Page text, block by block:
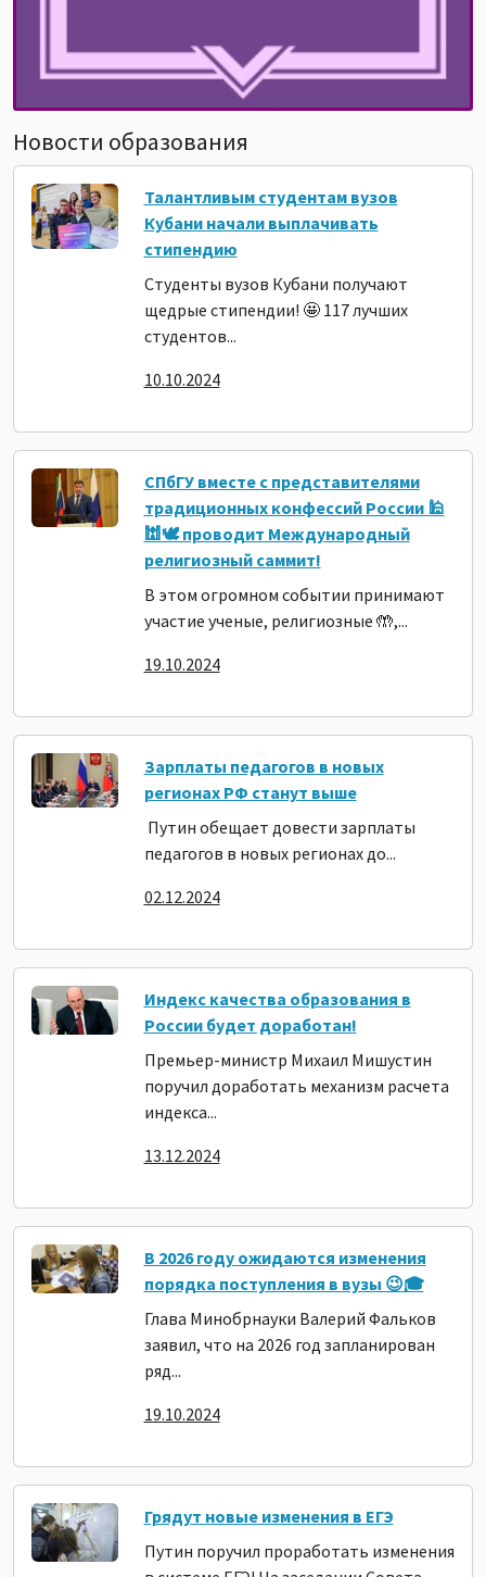
Новости образования
Талантливым студентам вузов
Кубани начали выплачивать
стипендию
Студенты вузов Кубани получают
щедрые стипендии! 🤩 117 лучших
студентов...
10.10.2024
СПбГУ вместе с представителями
традиционных конфессий России 🕌
🕍🕊️ проводит Международный
религиозный саммит!
В этом огромном событии принимают
участие ученые, религиозные 🤲,...
19.10.2024
Зарплаты педагогов в новых
регионах РФ станут выше
Путин обещает довести зарплаты
педагогов в новых регионах до...
02.12.2024
Индекс качества образования в
России будет доработан!
Премьер-министр Михаил Мишустин
поручил доработать механизм расчета
индекса...
13.12.2024
В 2026 году ожидаются изменения
порядка поступления в вузы 😉🎓
Глава Минобрнауки Валерий Фальков
заявил, что на 2026 год запланирован
ряд...
19.10.2024
Грядут новые изменения в ЕГЭ
Путин поручил проработать изменения